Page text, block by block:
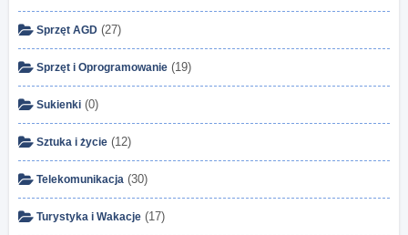
Sprzęt AGD (27)
Sprzęt i Oprogramowanie (19)
Sukienki (0)
Sztuka i życie (12)
Telekomunikacja (30)
Turystyka i Wakacje (17)